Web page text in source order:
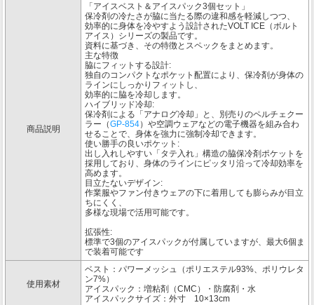
商品説明
「アイスベスト＆アイスパック3個セット」
保冷剤の冷たさが脇に当たる際の違和感を軽減しつつ、
効率的に身体を冷やすよう設計されたVOLT ICE（ボルト
アイス）シリーズの製品です。
資料に基づき、その特徴とスペックをまとめます。
主な特徴
脇にフィットする設計:
独自のコンパクトなポケット配置により、保冷剤が身体の
ラインにしっかりフィットし、
効率的に脇を冷却します。
ハイブリッド冷却:
保冷剤による「アナログ冷却」と、別売りのペルチェクー
ラー（GP-854）や空調ウェアなどの電子機器を組み合わ
せることで、身体を強力に強制冷却できます。
使い勝手の良いポケット:
出し入れしやすい「タテ入れ」構造の脇保冷剤ポケットを
採用しており、身体のラインにピッタリ沿って冷却効率を
高めます。
目立たないデザイン:
作業服やファン付きウェアの下に着用しても膨らみが目立
ちにくく、
多様な現場で活用可能です。
拡張性:
標準で3個のアイスパックが付属していますが、最大6個ま
で装着可能です
使用素材
ベスト：パワーメッシュ（ポリエステル93%、ポリウレタ
ン7%）
アイスパック：増粘剤（CMC）・防腐剤・水
アイスパックサイズ：外寸 10×13cm